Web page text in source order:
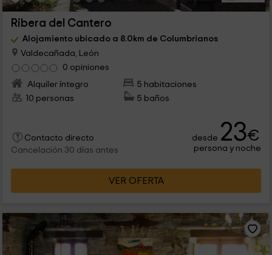
Ribera del Cantero
Alojamiento ubicado a 8.0km de Columbrianos
Valdecañada, León
0 opiniones
Alquiler íntegro
5 habitaciones
10 personas
5 baños
Contacto directo
Cancelación 30 días antes
desde 23€
persona y noche
VER OFERTA